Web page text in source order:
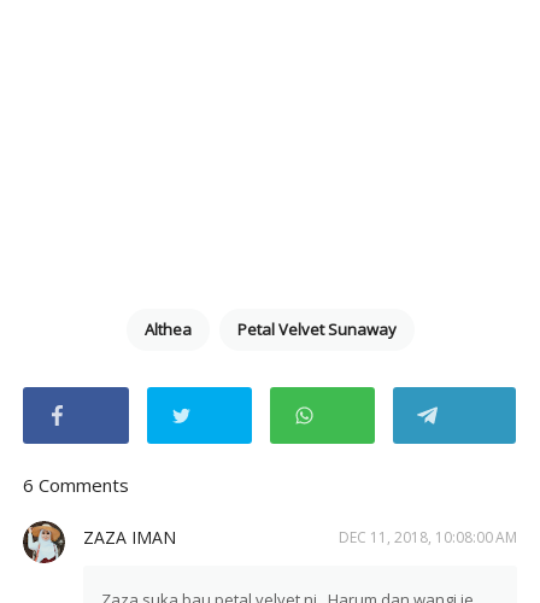
Althea Petal Velvet Sunaway
6 Comments
ZAZA IMAN DEC 11, 2018, 10:08:00 AM